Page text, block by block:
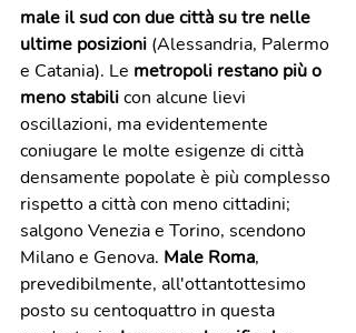
male il sud con due città su tre nelle
ultime posizioni (Alessandria, Palermo
e Catania). Le metropoli restano più o
meno stabili con alcune lievi
oscillazioni, ma evidentemente
coniugare le molte esigenze di città
densamente popolate è più complesso
rispetto a città con meno cittadini;
salgono Venezia e Torino, scendono
Milano e Genova. Male Roma,
prevedibilmente, all'ottantottesimo
posto su centoquattro in questa